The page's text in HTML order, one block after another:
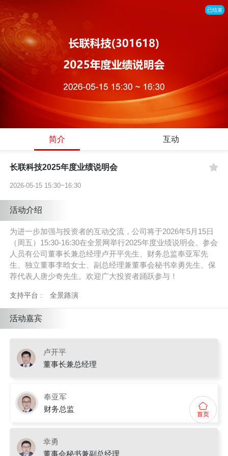
已结束
简介 互动
长联科技2025年度业绩说明会
2026-05-15 15:30~16:30
活动介绍
为进一步加强与投资者的互动交流，公司将于2026年5月15日
（周五）15:30-16:30在全景网举行2025年度业绩说明会。参会
人员有公司董事长兼总经理卢开平先生、财务总监奉亚军先
生、独立董事李晗女士、副总经理兼董事会秘书幸勇先生、保
荐代表人唐少奇先生。欢迎广大投资者踊跃参与！
支持平台 : 全景路演
活动嘉宾
卢开平
董事长兼总经理
奉亚军
财务总监
幸勇
董事会秘书兼副总经理
首页